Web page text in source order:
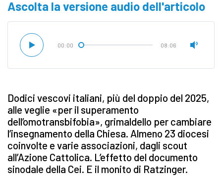
Ascolta la versione audio dell'articolo
00:00 08:06
Dodici vescovi italiani, più del doppio del 2025,
alle veglie «per il superamento
dell’omotransbifobia», grimaldello per cambiare
l’insegnamento della Chiesa. Almeno 23 diocesi
coinvolte e varie associazioni, dagli scout
all’Azione Cattolica. L’effetto del documento
sinodale della Cei. E il monito di Ratzinger.